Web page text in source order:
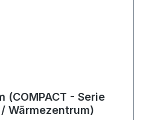
(COMPACT - Serie
Wärmezentrum)